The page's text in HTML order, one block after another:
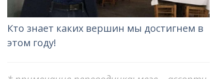
Кто знает каких вершин мы достигнем в
этом году!